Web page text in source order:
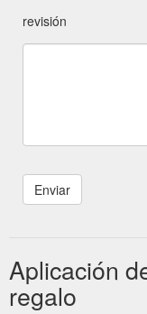
revisión
Aplicación
regalo